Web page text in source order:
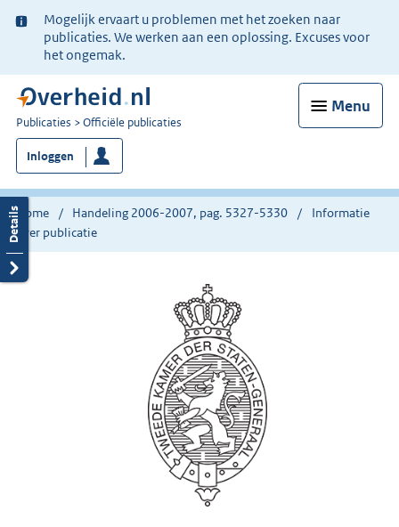
Ter
informatie:
Mogelijk ervaart u problemen met het zoeken naar
publicaties. We werken aan een oplossing. Excuses voor
het ongemak.
Menu
U
bent
nu
hier:
Publicaties Officiële publicaties
Inloggen
Home Handeling 2006-2007, pag. 5327-5330
Informatie
over publicatie